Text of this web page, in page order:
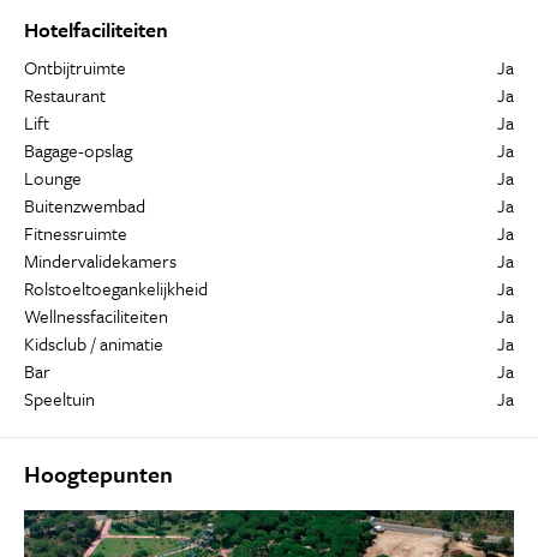
Hotelfaciliteiten
Ontbijtruimte
Ja
Restaurant
Ja
Lift
Ja
Bagage-opslag
Ja
Lounge
Ja
Buitenzwembad
Ja
Fitnessruimte
Ja
Mindervalidekamers
Ja
Rolstoeltoegankelijkheid
Ja
Wellnessfaciliteiten
Ja
Kidsclub / animatie
Ja
Bar
Ja
Speeltuin
Ja
Hoogtepunten